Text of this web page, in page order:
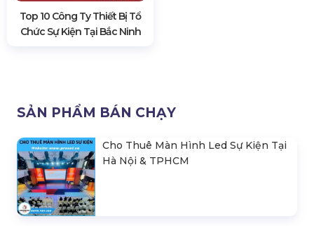
Top 10 Công Ty Thiết Bị Tổ
Chức Sự Kiện Tại Bắc Ninh
SẢN PHẨM BÁN CHẠY
Cho Thuê Màn Hình Led Sự Kiện Tại
Hà Nội & TPHCM